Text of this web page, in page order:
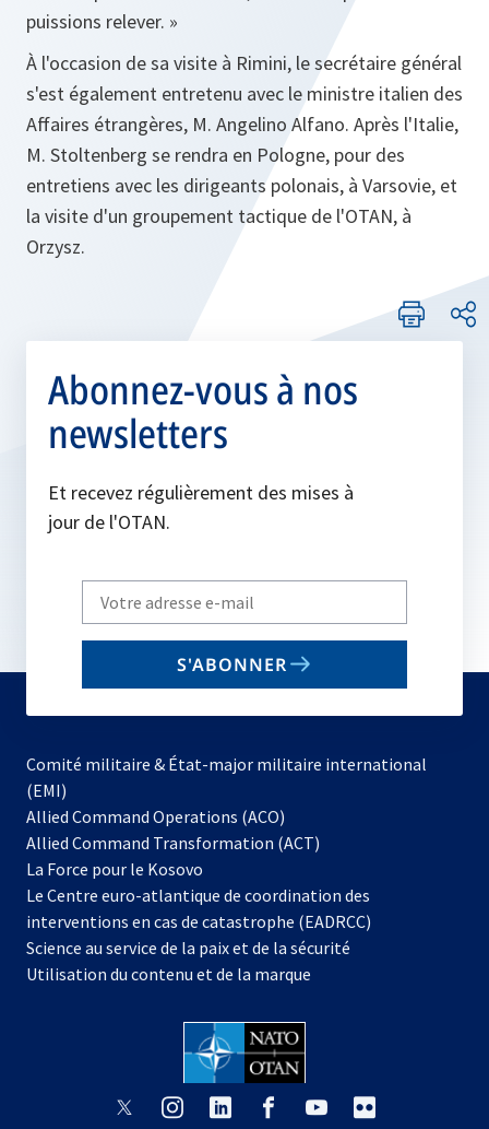
puissions relever. »
À l'occasion de sa visite à Rimini, le secrétaire général
s'est également entretenu avec le ministre italien des
Affaires étrangères, M. Angelino Alfano. Après l'Italie,
M. Stoltenberg se rendra en Pologne, pour des
entretiens avec les dirigeants polonais, à Varsovie, et
la visite d'un groupement tactique de l'OTAN, à
Orzysz.
Abonnez-vous à nos
newsletters
Et recevez régulièrement des mises à
jour de l'OTAN.
Write
your
email
S'ABONNER
Comité militaire & État-major militaire international
(EMI)
Allied Command Operations (ACO)
dans
nouvel
onglet
Allied Command Transformation (ACT)
La Force pour le Kosovo
dans
un
nouvel
onglet
Le Centre euro-atlantique de coordination des
interventions en cas de catastrophe (EADRCC)
Science au service de la paix et de la sécurité
Utilisation du contenu et de la marque
s’ouvres’ouvres’ouvres’ouvres’ouvre